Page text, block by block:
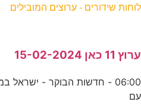
לוחות שידורים - ערוצים המובילים
ערוץ 11 כאן 15-02-2024
עם